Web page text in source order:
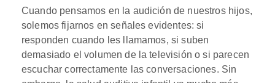
Cuando pensamos en la audición de nuestros hijos,
solemos fijarnos en señales evidentes: si
responden cuando les llamamos, si suben
demasiado el volumen de la televisión o si parecen
escuchar correctamente las conversaciones. Sin